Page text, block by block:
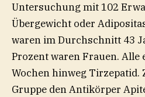
Untersuchung mit 102
Übergewicht oder
waren im Durchschnitt 43
Prozent waren Frauen. Alle
Wochen hinweg Tirzepatid.
Gruppe den Antikörper